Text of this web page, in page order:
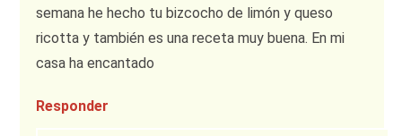
semana he hecho tu bizcocho de limón y queso
ricotta y también es una receta muy buena. En mi
casa ha encantado
Responder